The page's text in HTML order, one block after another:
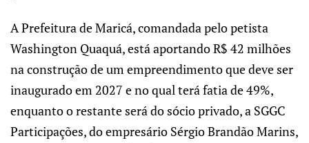
A Prefeitura de Maricá, comandada pelo petista
Washington Quaquá, está aportando R$ 42 milhões
na construção de um empreendimento que deve ser
inaugurado em 2027 e no qual terá fatia de 49%,
enquanto o restante será do sócio privado, a SGGC
Participações, do empresário Sérgio Brandão Marins,